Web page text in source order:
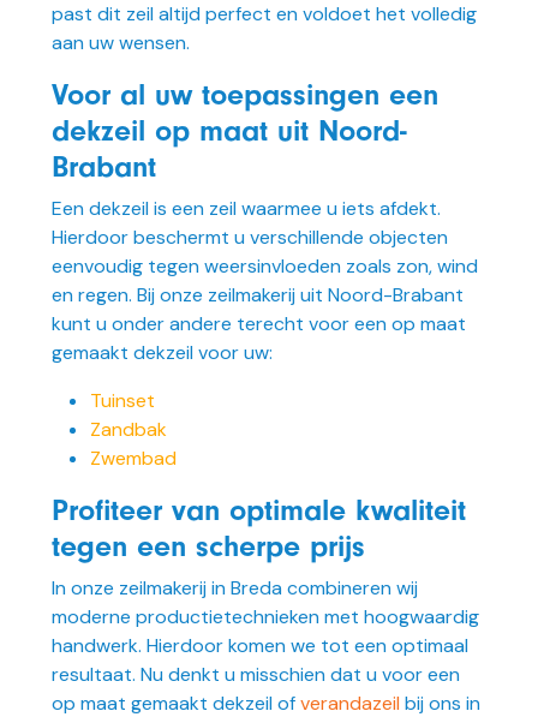
past dit zeil altijd perfect en voldoet het volledig
aan uw wensen.
Voor al uw toepassingen een
dekzeil op maat uit Noord-
Brabant
Een dekzeil is een zeil waarmee u iets afdekt.
Hierdoor beschermt u verschillende objecten
eenvoudig tegen weersinvloeden zoals zon, wind
en regen. Bij onze zeilmakerij uit Noord-Brabant
kunt u onder andere terecht voor een op maat
gemaakt dekzeil voor uw:
Tuinset
Zandbak
Zwembad
Profiteer van optimale kwaliteit
tegen een scherpe prijs
In onze zeilmakerij in Breda combineren wij
moderne productietechnieken met hoogwaardig
handwerk. Hierdoor komen we tot een optimaal
resultaat. Nu denkt u misschien dat u voor een
op maat gemaakt dekzeil ofverandazeil bij ons in